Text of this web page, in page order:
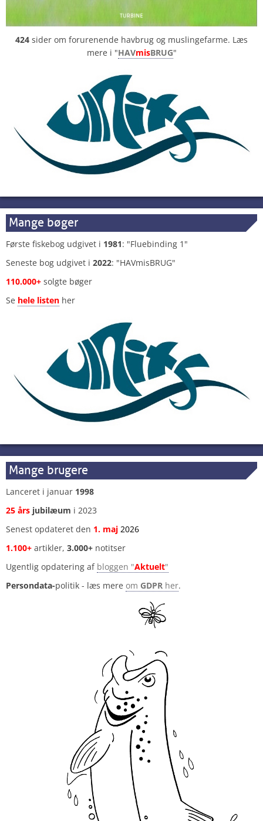
424 sider om forurenende havbrug og muslingefarme. Læs
mere i "HAVmisBRUG"
Mange bøger
Første fiskebog udgivet i 1981: "Fluebinding 1"
Seneste bog udgivet i 2022: "HAVmisBRUG"
110.000+ solgte bøger
Se hele listen her
Mange brugere
Lanceret i januar 1998
25 års jubilæum i 2023
Senest opdateret den 1. maj 2026
1.100+ artikler, 3.000+ notitser
Ugentlig opdatering af bloggen "Aktuelt"
Persondata-politik - læs mere om GDPR her.